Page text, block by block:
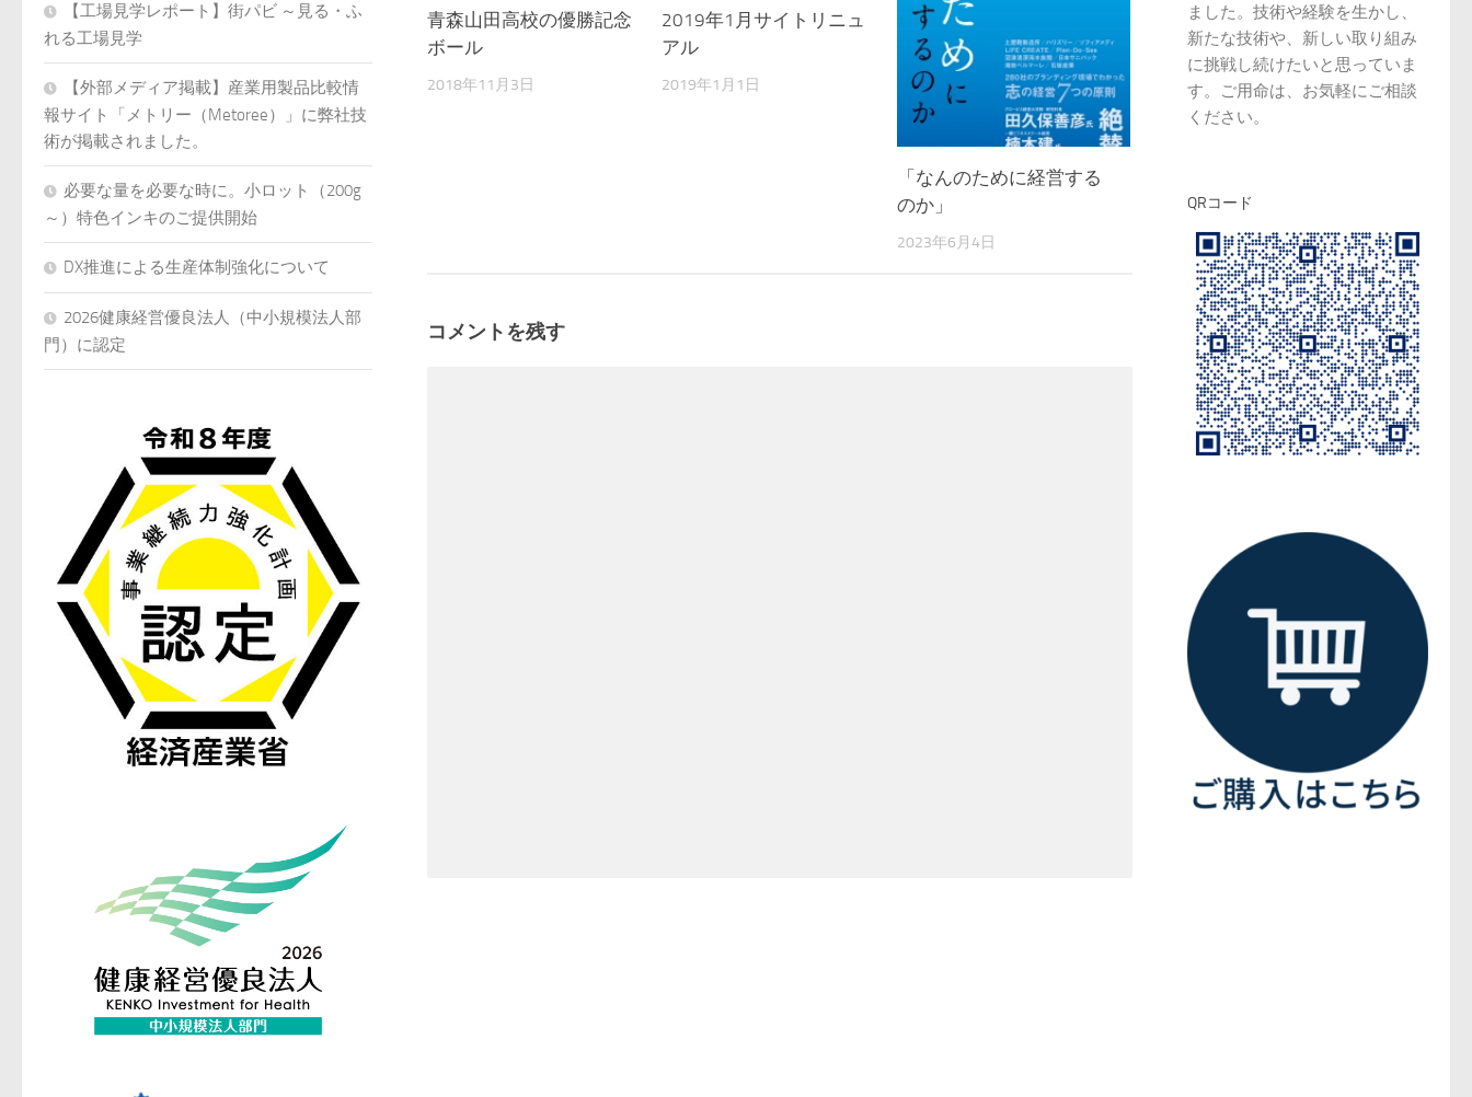
青森山田高校の優勝記念
ボール
2018年11月3日
2019年1月サイトリニュ
アル
2019年1月1日
「なんのために経営する
のか」
2023年6月4日
コメントを残す
【工場見学レポート】街パビ ～見る・ふ
れる工場見学
【外部メディア掲載】産業用製品比較情
報サイト「メトリー（Metoree）」に弊社技
術が掲載されました。
必要な量を必要な時に。小ロット（200g
～）特色インキのご提供開始
DX推進による生産体制強化について
2026健康経営優良法人（中小規模法人部
門）に認定
ました。技術や経験を生かし、
新たな技術や、新しい取り組み
に挑戦し続けたいと思っていま
す。ご用命は、お気軽にご相談
ください。
QRコード